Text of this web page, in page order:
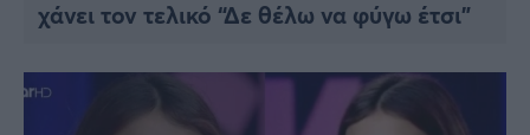
χάνει τον τελικό “Δε θέλω να φύγω έτσι”